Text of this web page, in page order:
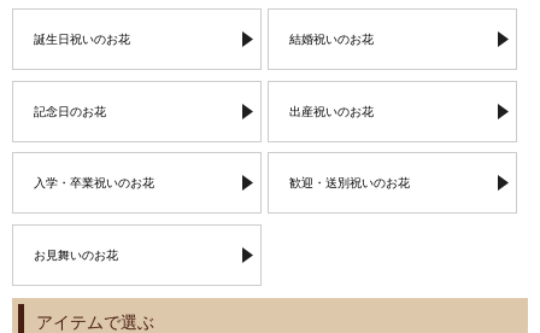
誕生日祝いのお花 結婚祝いのお花
記念日のお花 出産祝いのお花
入学・卒業祝いのお花 歓迎・送別祝いのお花
お見舞いのお花
アイテムで選ぶ